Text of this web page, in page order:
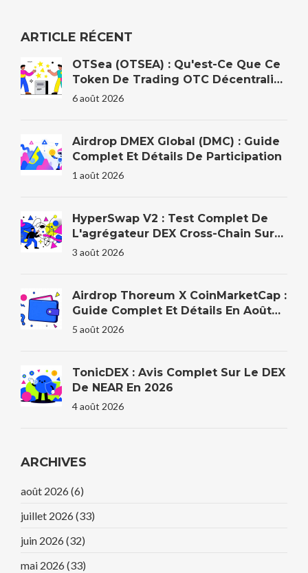
ARTICLE RÉCENT
OTSea (OTSEA) : Qu'est-Ce Que Ce
Token De Trading OTC Décentralisé
?
6 août 2026
Airdrop DMEX Global (DMC) : Guide
Complet Et Détails De Participation
1 août 2026
HyperSwap V2 : Test Complet De
L'agrégateur DEX Cross-Chain Sur
HyperEVM
3 août 2026
Airdrop Thoreum X CoinMarketCap :
Guide Complet Et Détails En Août
2026
5 août 2026
TonicDEX : Avis Complet Sur Le DEX
De NEAR En 2026
4 août 2026
ARCHIVES
août 2026 (6)
juillet 2026 (33)
juin 2026 (32)
mai 2026 (33)